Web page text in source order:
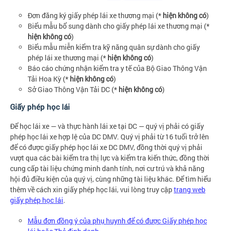
Đơn đăng ký giấy phép lái xe thương mại (* hiện không có)
Biểu mẫu bổ sung dành cho giấy phép lái xe thương mại (*
hiện không có)
Biểu mẫu miễn kiểm tra kỹ năng quân sự dành cho giấy
phép lái xe thương mại (* hiện không có)
Báo cáo chứng nhận kiểm tra y tế của Bộ Giao Thông Vận
Tải Hoa Kỳ (* hiện không có)
Sở Giao Thông Vận Tải DC (* hiện không có)
Giấy phép học lái
Để học lái xe — và thực hành lái xe tại DC — quý vị phải có giấy
phép học lái xe hợp lệ của DC DMV. Quý vị phải từ 16 tuổi trở lên
để có được giấy phép học lái xe DC DMV, đồng thời quý vị phải
vượt qua các bài kiểm tra thị lực và kiểm tra kiến thức, đồng thời
cung cấp tài liệu chứng minh danh tính, nơi cư trú và khả năng
hội đủ điều kiện của quý vị, cùng những tài liệu khác. Để tìm hiểu
thêm về cách xin giấy phép học lái, vui lòng truy cậptrang web
giấy phép học lái.
Mẫu đơn đồng ý của phụ huynh để có được Giấy phép học